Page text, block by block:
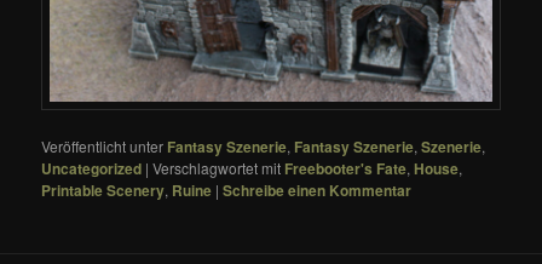
Veröffentlicht unter Fantasy Szenerie, Fantasy Szenerie,Szenerie,
Uncategorized |Verschlagwortet mit Freebooter's Fate, House,
Printable Scenery, Ruine |Schreibe einen Kommentar